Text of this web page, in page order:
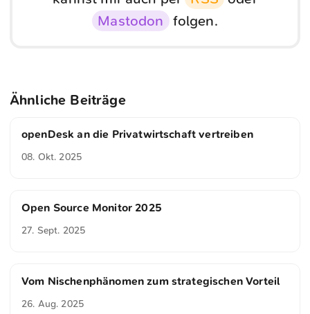
Mastodon folgen.
Ähnliche Beiträge
openDesk an die Privatwirtschaft vertreiben
08. Okt. 2025
Open Source Monitor 2025
27. Sept. 2025
Vom Nischenphänomen zum strategischen Vorteil
26. Aug. 2025